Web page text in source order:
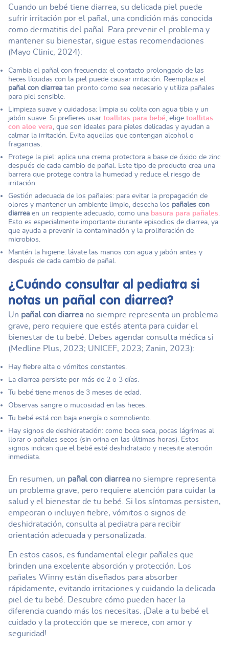
Cuando un bebé tiene diarrea, su delicada piel puede
sufrir irritación por el pañal, una condición más conocida
como dermatitis del pañal. Para prevenir el problema y
mantener su bienestar, sigue estas recomendaciones
(Mayo Clinic, 2024):
Cambia el pañal con frecuencia: el contacto prolongado de las
heces líquidas con la piel puede causar irritación. Reemplaza el
pañal con diarrea tan pronto como sea necesario y utiliza pañales
para piel sensible.
Limpieza suave y cuidadosa: limpia su colita con agua tibia y un
jabón suave. Si prefieres usar toallitas para bebé , elige toallitas
con aloe vera , que son ideales para pieles delicadas y ayudan a
calmar la irritación. Evita aquellas que contengan alcohol o
fragancias.
Protege la piel: aplica una crema protectora a base de óxido de zinc
después de cada cambio de pañal. Este tipo de producto crea una
barrera que protege contra la humedad y reduce el riesgo de
irritación.
Gestión adecuada de los pañales: para evitar la propagación de
olores y mantener un ambiente limpio, desecha los pañales con
diarrea en un recipiente adecuado, como una basura para pañales
Esto es especialmente importante durante episodios de diarrea, ya
que ayuda a prevenir la contaminación y la proliferación de
microbios.
Mantén la higiene: lávate las manos con agua y jabón antes y
después de cada cambio de pañal.
¿Cuándo consultar al pediatra si
notas un pañal con diarrea?
Un pañal con diarrea no siempre representa un problema
grave, pero requiere que estés atenta para cuidar el
bienestar de tu bebé. Debes agendar consulta médica si
(Medline Plus, 2023; UNICEF, 2023; Zanin, 2023):
Hay fiebre alta o vómitos constantes.
La diarrea persiste por más de 2 o 3 días.
Tu bebé tiene menos de 3 meses de edad.
Observas sangre o mucosidad en las heces.
Tu bebé está con baja energía o somnoliento.
Hay signos de deshidratación: como boca seca, pocas lágrimas al
llorar o pañales secos (sin orina en las últimas horas). Estos
signos indican que el bebé esté deshidratado y necesite atención
inmediata.
En resumen, un pañal con diarrea no siempre representa
un problema grave, pero requiere atención para cuidar la
salud y el bienestar de tu bebé. Si los síntomas persisten,
empeoran o incluyen fiebre, vómitos o signos de
deshidratación, consulta al pediatra para recibir
orientación adecuada y personalizada.
En estos casos, es fundamental elegir pañales que
brinden una excelente absorción y protección. Los
pañales Winny están diseñados para absorber
rápidamente, evitando irritaciones y cuidando la delicada
piel de tu bebé. Descubre cómo pueden hacer la
diferencia cuando más los necesitas. ¡Dale a tu bebé el
cuidado y la protección que se merece, con amor y
seguridad!